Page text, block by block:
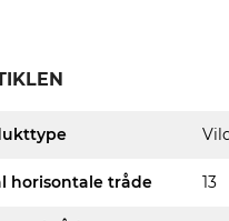
horisontale tråde 13